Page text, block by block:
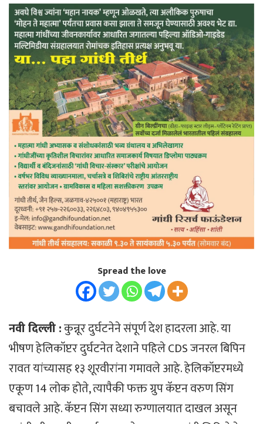
Spread the love
नवी दिल्ली :कुन्नूर दुर्घटनेने संपूर्ण देश हादरला आहे. या
भीषण हेलिकॉप्टर दुर्घटनेत देशाने पहिले CDS जनरल बिपिन
रावत यांच्यासह १३ शूरवीरांना गमावले आहे. हेलिकॉप्टरमध्ये
एकूण 14 लोक होते, त्यापैकी फक्त ग्रुप कॅप्टन वरुण सिंग
बचावले आहे. कॅप्टन सिंग सध्या रुग्णालयात दाखल असून